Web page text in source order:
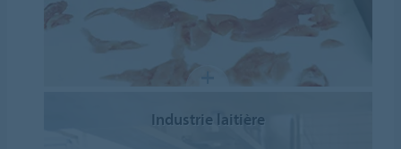
Industrie laitière